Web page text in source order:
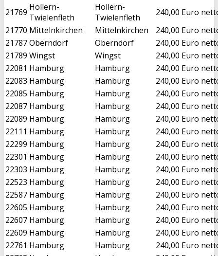
21769 Hollern-
Twielenfleth
Hollern-
Twielenfleth
240,00 Euro
21770 Mittelnkirchen Mittelnkirchen
240,00 Euro
21787Oberndorf Oberndorf
240,00 Euro
21789 Wingst Wingst
240,00 Euro
22081 Hamburg Hamburg
240,00 Euro
22083 Hamburg Hamburg
240,00 Euro
22085 Hamburg Hamburg
240,00 Euro
22087 Hamburg Hamburg
240,00 Euro
22089 Hamburg Hamburg
240,00 Euro
22111 Hamburg Hamburg
240,00 Euro
22299 Hamburg Hamburg
240,00 Euro
22301 Hamburg Hamburg
240,00 Euro
22303 Hamburg Hamburg
240,00 Euro
22523 Hamburg Hamburg
240,00 Euro
22587 Hamburg Hamburg
240,00 Euro
22605 Hamburg Hamburg
240,00 Euro
22607 Hamburg Hamburg
240,00 Euro
22609 Hamburg Hamburg
240,00 Euro
22761 Hamburg Hamburg
240,00 Euro